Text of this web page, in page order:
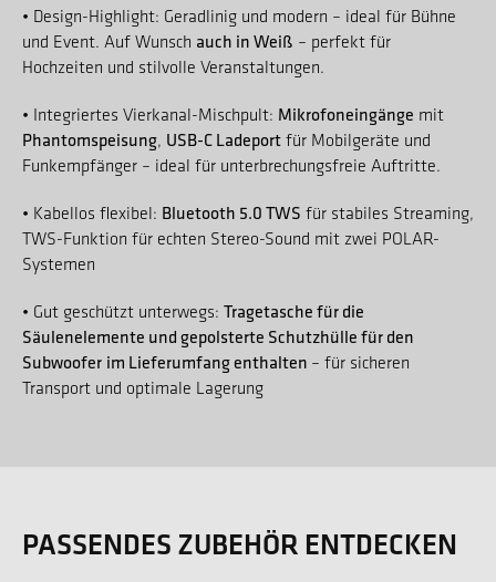
• Design-Highlight: Geradlinig und modern – ideal für Bühne
und Event. Auf Wunsch auch in Weiß – perfekt für
Hochzeiten und stilvolle Veranstaltungen.
• Integriertes Vierkanal-Mischpult: Mikrofoneingänge mit
Phantomspeisung, USB-C Ladeport für Mobilgeräte und
Funkempfänger – ideal für unterbrechungsfreie Auftritte.
• Kabellos flexibel: Bluetooth 5.0 TWS für stabiles Streaming,
TWS-Funktion für echten Stereo-Sound mit zwei POLAR-
Systemen
• Gut geschützt unterwegs: Tragetasche für die
Säulenelemente und gepolsterte Schutzhülle für den
Subwoofer im Lieferumfang enthalten – für sicheren
Transport und optimale Lagerung
PASSENDES ZUBEHÖR ENTDECKEN